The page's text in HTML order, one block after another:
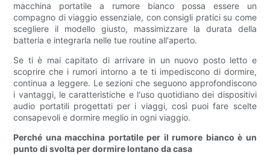
macchina portatile a rumore bianco possa essere un
compagno di viaggio essenziale, con consigli pratici su come
scegliere il modello giusto, massimizzare la durata della
batteria e integrarla nelle tue routine all'aperto.
Se ti è mai capitato di arrivare in un nuovo posto letto e
scoprire che i rumori intorno a te ti impediscono di dormire,
continua a leggere. Le sezioni che seguono approfondiscono
i vantaggi, le caratteristiche e l'uso quotidiano dei dispositivi
audio portatili progettati per i viaggi, così puoi fare scelte
consapevoli e dormire meglio in ogni viaggio.
Perché una macchina portatile per il rumore bianco è un
punto di svolta per dormire lontano da casa